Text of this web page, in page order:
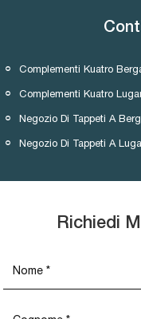
Complementi Kuatro
Complementi Kuatro
Negozio Di Tappeti A
Negozio Di Tappeti A
Richiedi